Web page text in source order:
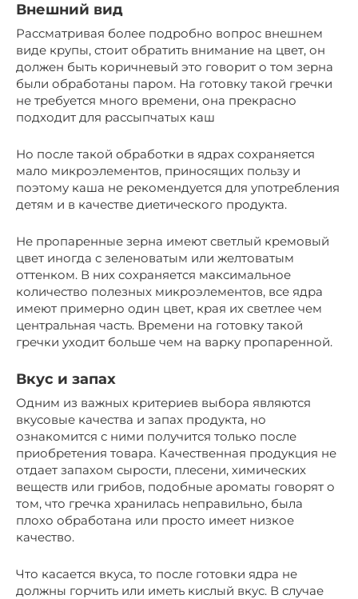
Внешний вид
Рассматривая более подробно вопрос внешнем
виде крупы, стоит обратить внимание на цвет, он
должен быть коричневый это говорит о том зерна
были обработаны паром. На готовку такой гречки
не требуется много времени, она прекрасно
подходит для рассыпчатых каш
Но после такой обработки в ядрах сохраняется
мало микроэлементов, приносящих пользу и
поэтому каша не рекомендуется для употребления
детям и в качестве диетического продукта.
Не пропаренные зерна имеют светлый кремовый
цвет иногда с зеленоватым или желтоватым
оттенком. В них сохраняется максимальное
количество полезных микроэлементов, все ядра
имеют примерно один цвет, края их светлее чем
центральная часть. Времени на готовку такой
гречки уходит больше чем на варку пропаренной.
Вкус и запах
Одним из важных критериев выбора являются
вкусовые качества и запах продукта, но
ознакомится с ними получится только после
приобретения товара. Качественная продукция не
отдает запахом сырости, плесени, химических
веществ или грибов, подобные ароматы говорят о
том, что гречка хранилась неправильно, была
плохо обработана или просто имеет низкое
качество.
Что касается вкуса, то после готовки ядра не
должны горчить или иметь кислый вкус. В случае